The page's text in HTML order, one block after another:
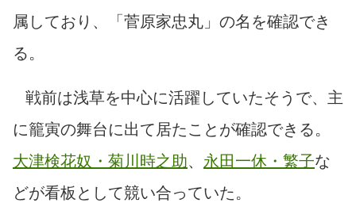
属しており、「菅原家忠丸」の名を確認でき
る。
戦前は浅草を中心に活躍していたそうで、主
に籠寅の舞台に出て居たことが確認できる。
大津検花奴・菊川時之助、 永田一休・繁子な
どが看板として競い合っていた。